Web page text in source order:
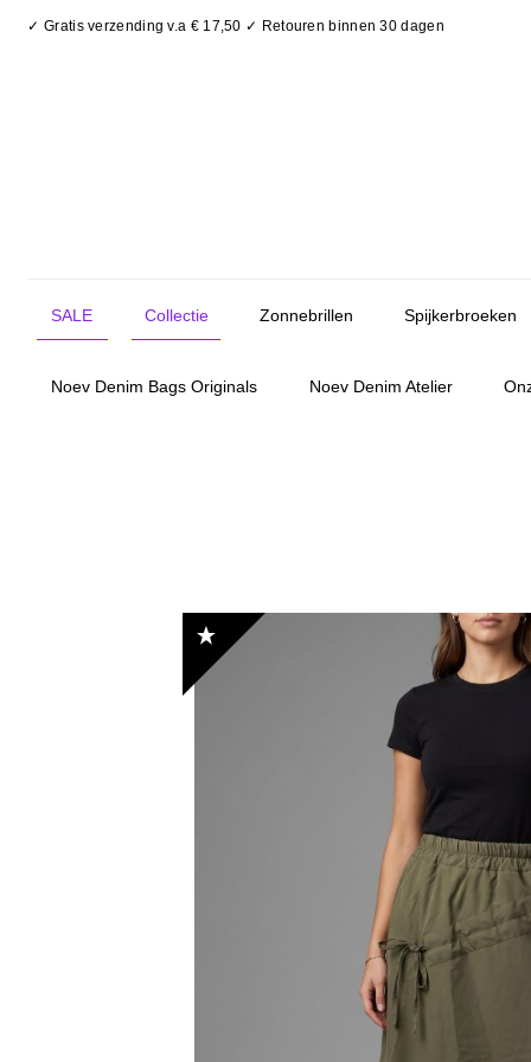
✓ Gratis verzending v.a € 17,50 ✓ Retouren binnen 30 dagen
SALE Collectie Zonnebrillen Spijkerbroeken
Noev Denim Bags Originals Noev Denim Atelier